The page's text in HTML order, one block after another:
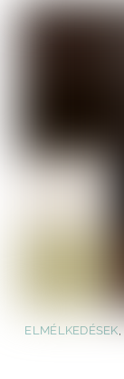
ELMÉLKEDÉSEK,